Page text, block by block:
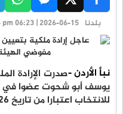
بلدنا pm 06:23 | 2026-06-15 - الإثنين
نبأ الأردن -صدرت الإرادة
يوسف أبو شحوت عضوا في
للانتخاب اعتبارا من تاريخ 11/6/2026.